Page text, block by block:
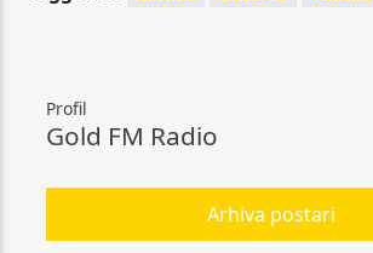
Profil
Gold FM Radio
Arhiva postari